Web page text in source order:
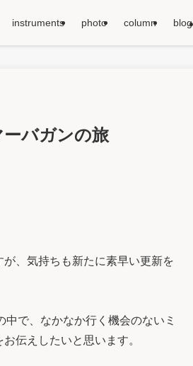
instruments photo column blog
バガンの旅
、気持ちも新たに素早い更新を
で、なかなか行く機会のないミ
伝えしたいと思います。